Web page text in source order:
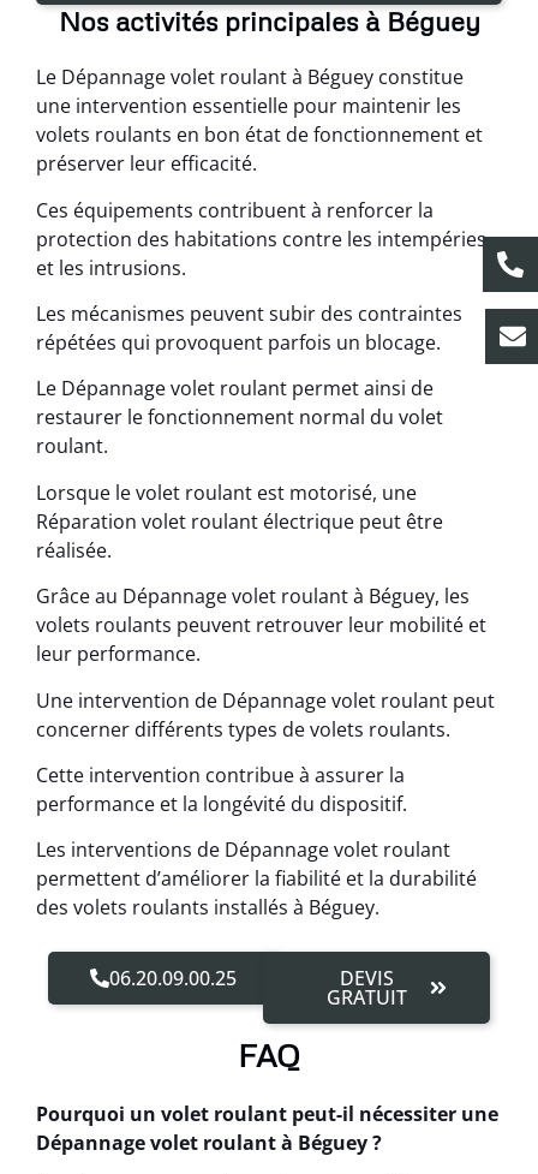
Nos activités principales à Béguey
Le Dépannage volet roulant à Béguey constitue
une intervention essentielle pour maintenir les
volets roulants en bon état de fonctionnement et
préserver leur efficacité.
Ces équipements contribuent à renforcer la
protection des habitations contre les intempéries
et les intrusions.
Les mécanismes peuvent subir des contraintes
répétées qui provoquent parfois un blocage.
Le Dépannage volet roulant permet ainsi de
restaurer le fonctionnement normal du volet
roulant.
Lorsque le volet roulant est motorisé, une
Réparation volet roulant électrique peut être
réalisée.
Grâce au Dépannage volet roulant à Béguey, les
volets roulants peuvent retrouver leur mobilité et
leur performance.
Une intervention de Dépannage volet roulant peut
concerner différents types de volets roulants.
Cette intervention contribue à assurer la
performance et la longévité du dispositif.
Les interventions de Dépannage volet roulant
permettent d’améliorer la fiabilité et la durabilité
des volets roulants installés à Béguey.
06.20.09.00.25 DEVIS
GRATUIT
FAQ
Pourquoi un volet roulant peut-il nécessiter une
Dépannage volet roulant à Béguey ?